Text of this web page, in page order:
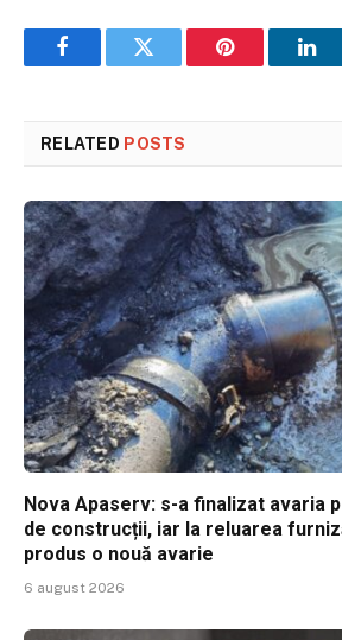
FacebookTwitter Pinterest
RELATED POSTS
Nova Apaserv: s-a finalizat avaria
de construcții, iar la reluarea
produs o nouă avarie
6 august 2026